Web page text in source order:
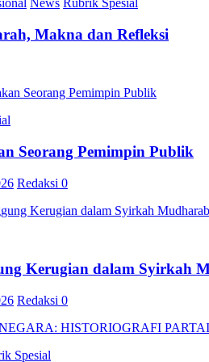
Makna dan Refleksi
Seorang Pemimpin Publik
Redaksi 0
Kerugian dalam Syirkah
Redaksi 0
Spesial